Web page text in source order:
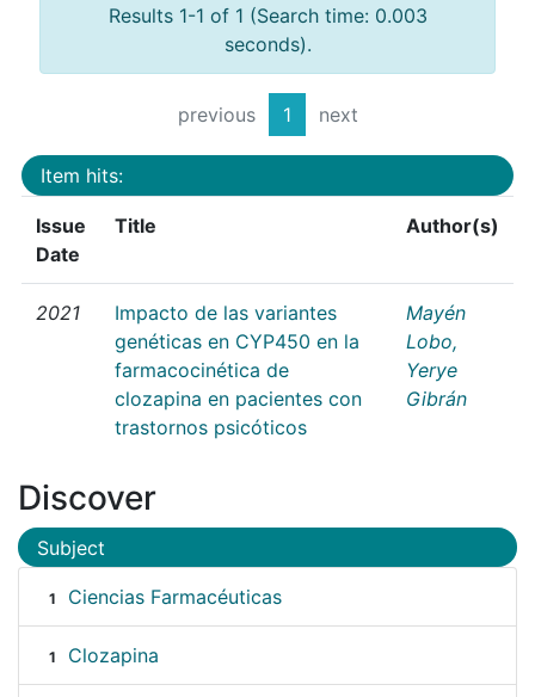
Results 1-1 of 1 (Search time: 0.003
seconds).
previous 1 next
Item hits:
Issue
Date
Title Author(s)
2021
Impacto de las variantes
genéticas en CYP450 en la
farmacocinética de
clozapina en pacientes con
trastornos psicóticos
Mayén
Lobo,
Yerye
Gibrán
Discover
Subject
1 Ciencias Farmacéuticas
1 Clozapina